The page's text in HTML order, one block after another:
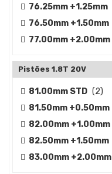
76.25mm +1.25mm
76.50mm +1.50mm
77.00mm +2.00mm
Pistões 1.8T 20V
81.00mm STD (2)
81.50mm +0.50mm
82.00mm +1.00mm
82.50mm +1.50mm
83.00mm +2.00mm